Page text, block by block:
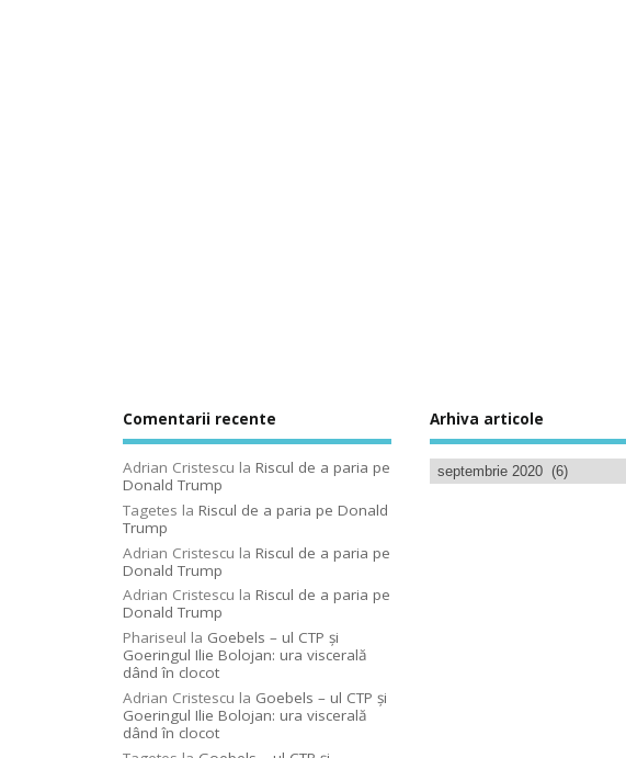
Comentarii recente
Adrian Cristescu la Riscul de a paria pe
Donald Trump
Tagetes la Riscul de a paria pe Donald
Trump
Adrian Cristescu la Riscul de a paria pe
Donald Trump
Adrian Cristescu la Riscul de a paria pe
Donald Trump
Phariseul la Goebels – ul CTP şi
Goeringul Ilie Bolojan: ura viscerală
dând în clocot
Adrian Cristescu la Goebels – ul CTP şi
Goeringul Ilie Bolojan: ura viscerală
dând în clocot
Arhiva articole